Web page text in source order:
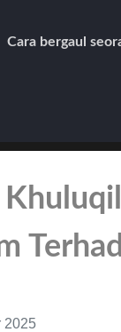
Cara bergaul
2025